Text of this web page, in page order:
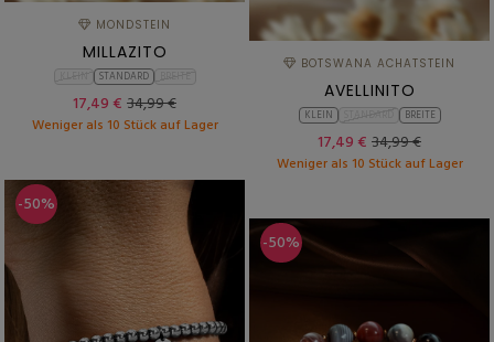
MONDSTEIN
MILLAZITO
STANDARD
17,49 € 34,99 €
Weniger als 10 Stück auf Lager
BOTSWANA ACHATSTEIN
AVELLINITO
KLEIN BREITE
17,49 € 34,99 €
Weniger als 10 Stück auf Lager
-50%
-50%